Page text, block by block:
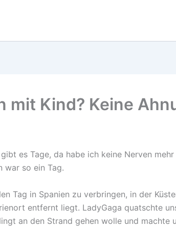
mit Kind? Keine
es Tage, da habe ich keine Nerven
war so ein Tag.
Tag in Spanien zu verbringen, in der
entfernt liegt. LadyGaga quatschte
an den Strand gehen wolle und machte